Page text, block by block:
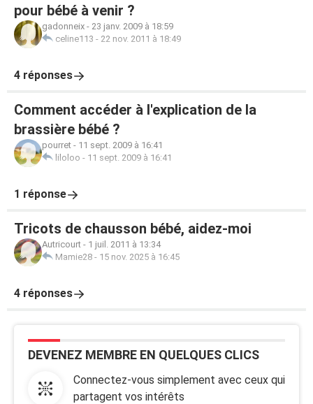
pour bébé à venir ?
gadonneix - 23 janv. 2009 à 18:59
celine113 - 22 nov. 2011 à 18:49
4 réponses
Comment accéder à l'explication de la
brassière bébé ?
pourret - 11 sept. 2009 à 16:41
liloloo - 11 sept. 2009 à 16:41
1 réponse
Tricots de chausson bébé, aidez-moi
Autricourt - 1 juil. 2011 à 13:34
Mamie28 - 15 nov. 2025 à 16:45
4 réponses
DEVENEZ MEMBRE EN QUELQUES CLICS
Connectez-vous simplement avec ceux qui
partagent vos intérêts